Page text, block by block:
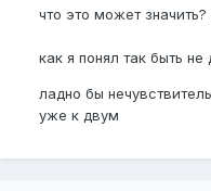
что это может значить?
как я понял так быть
ладно бы
уже к двум